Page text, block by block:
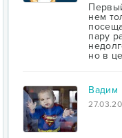
нем
пару
но в
Вадим